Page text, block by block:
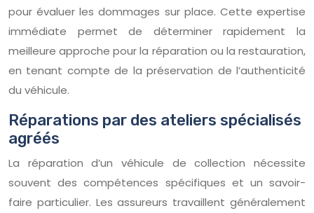
pour évaluer les dommages sur place. Cette expertise
immédiate permet de déterminer rapidement la
meilleure approche pour la réparation ou la restauration,
en tenant compte de la préservation de l’authenticité
du véhicule.
Réparations par des ateliers spécialisés
agréés
La réparation d’un véhicule de collection nécessite
souvent des compétences spécifiques et un savoir-
faire particulier. Les assureurs travaillent généralement